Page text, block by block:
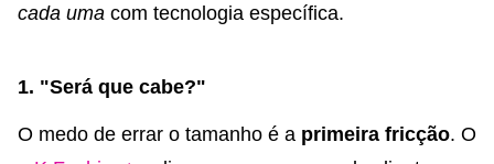
cada uma com tecnologia específica.
1. "Será que cabe?"
O medo de errar o tamanho é a primeira fricção. O